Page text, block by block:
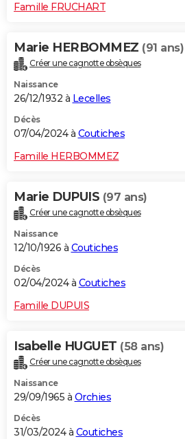
Famille FRUCHART
Marie HERBOMMEZ (91 ans)
Créer une cagnotte obsèques
Naissance
26/12/1932 à Lecelles
Décès
07/04/2024 à Coutiches
Famille HERBOMMEZ
Marie DUPUIS (97 ans)
Créer une cagnotte obsèques
Naissance
12/10/1926 à Coutiches
Décès
02/04/2024 à Coutiches
Famille DUPUIS
Isabelle HUGUET (58 ans)
Créer une cagnotte obsèques
Naissance
29/09/1965 à Orchies
Décès
31/03/2024 à Coutiches